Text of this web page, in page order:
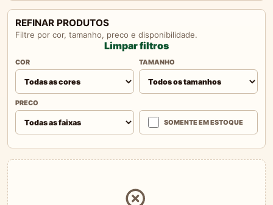
REFINAR PRODUTOS
Filtre por cor, tamanho, preco e disponibilidade.
Limpar filtros
COR TAMANHO
PRECO
SOMENTE EM ESTOQUE